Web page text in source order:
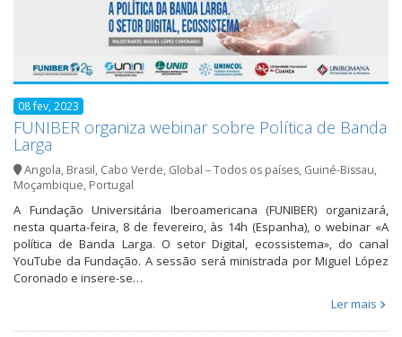
08 fev, 2023
FUNIBER organiza webinar sobre Política de Banda
Larga
Angola, Brasil, Cabo Verde, Global – Todos os países, Guiné-Bissau,
Moçambique, Portugal
A Fundação Universitária Iberoamericana (FUNIBER) organizará,
nesta quarta-feira, 8 de fevereiro, às 14h (Espanha), o webinar «A
política de Banda Larga. O setor Digital, ecossistema», do canal
YouTube da Fundação. A sessão será ministrada por Miguel López
Coronado e insere-se…
Ler mais